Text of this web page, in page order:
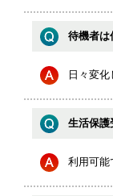
待機者は
日々変
生活保護
利用可能